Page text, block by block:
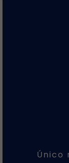
Único